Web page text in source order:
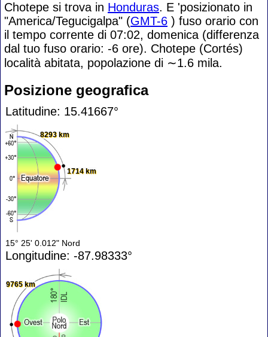
Chotepe si trova in Honduras. E 'posizionato in
"America/Tegucigalpa" (GMT-6 ) fuso orario con
il tempo corrente di 07:02, domenica (differenza
dal tuo fuso orario: -6 ore). Chotepe (Cortés)
località abitata, popolazione di ∼1.6 mila.
Posizione geografica
Latitudine: 15.41667°
8293 km
1714 km
15° 25' 0.012" Nord
Longitudine: -87.98333°
9765 km